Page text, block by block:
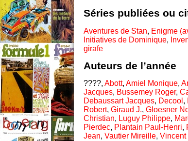
Séries publiées ou
Aventures de Stan, Enigme
Initiatives de Dominique,
girafe
Auteurs de l’année
????, Abott, Amiel Monique,
Jacques, Bussemey Roger,
Debaussart Jacques, Decool ,
Robert, Giraud J., Gloesner
Christian, Luguy Philippe,
Pierdec, Plantain Paul-Henri,
Jean, Vautier Mireille, Vincent